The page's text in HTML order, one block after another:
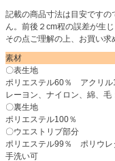
記載の商品寸法は目安です
ん。前後２cm程の誤差が生
その点ご理解の上、お買い求
素材
〇表生地
ポリエステル60％ アクリル
レーヨン、ナイロン、綿、毛
〇裏生地
ポリエステル100％
〇ウエストリブ部分
ポリエステル99％ ポリウレ
手洗い可